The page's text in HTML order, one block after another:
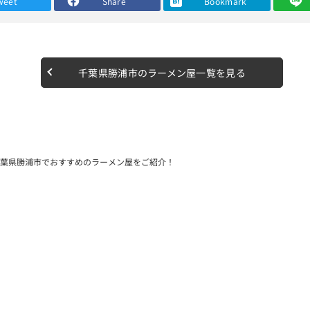
になるそうです。
ンタンメン”です。
ラー油がしっかり絡み合っていて、 玉ねぎの甘味やニンニクがア
千葉県勝浦市のラーメン屋一覧を見る
県勝浦市でおすすめのラーメン屋をご紹介！